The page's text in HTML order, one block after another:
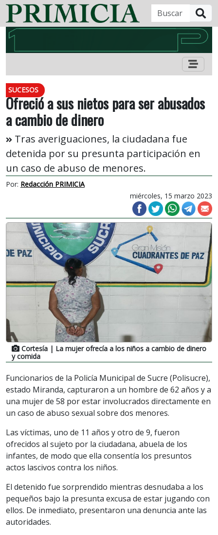
SUCESOS
Ofreció a sus nietos para ser abusados
a cambio de dinero
Tras averiguaciones, la ciudadana fue
detenida por su presunta participación en
un caso de abuso de menores.
Por: Redacción PRIMICIA
miércoles, 15 marzo 2023
Cortesía | La mujer ofrecía a los niños a cambio de dinero
y comida
Funcionarios de la Policía Municipal de Sucre (Polisucre),
estado Miranda, capturaron a un hombre de 62 años y a
una mujer de 58 por estar involucrados directamente en
un caso de abuso sexual sobre dos menores.
Las víctimas, uno de 11 años y otro de 9, fueron
ofrecidos al sujeto por la ciudadana, abuela de los
infantes, de modo que ella consentía los presuntos
actos lascivos contra los niños.
El detenido fue sorprendido mientras desnudaba a los
pequeños bajo la presunta excusa de estar jugando con
ellos. De inmediato, presentaron una denuncia ante las
autoridades.